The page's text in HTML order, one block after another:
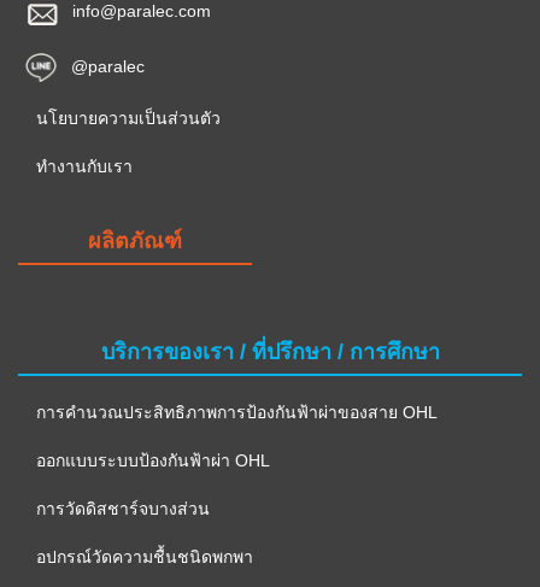
info@paralec.com
@paralec
นโยบายความเป็นส่วนตัว
ทำงานกับเรา
ผลิตภัณฑ์
บริการของเรา / ที่ปรึกษา / การศึกษา
การคำนวณประสิทธิภาพการป้องกันฟ้าผ่าของสาย OHL
ออกแบบระบบป้องกันฟ้าผ่า OHL
การวัดดิสชาร์จบางส่วน
อปกรณ์วัดความชื้นชนิดพกพา